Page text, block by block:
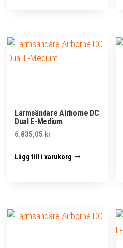
Larmsändare Airborne DC
Dual E-Medium
6.835,05 kr
Lägg till i varukorg